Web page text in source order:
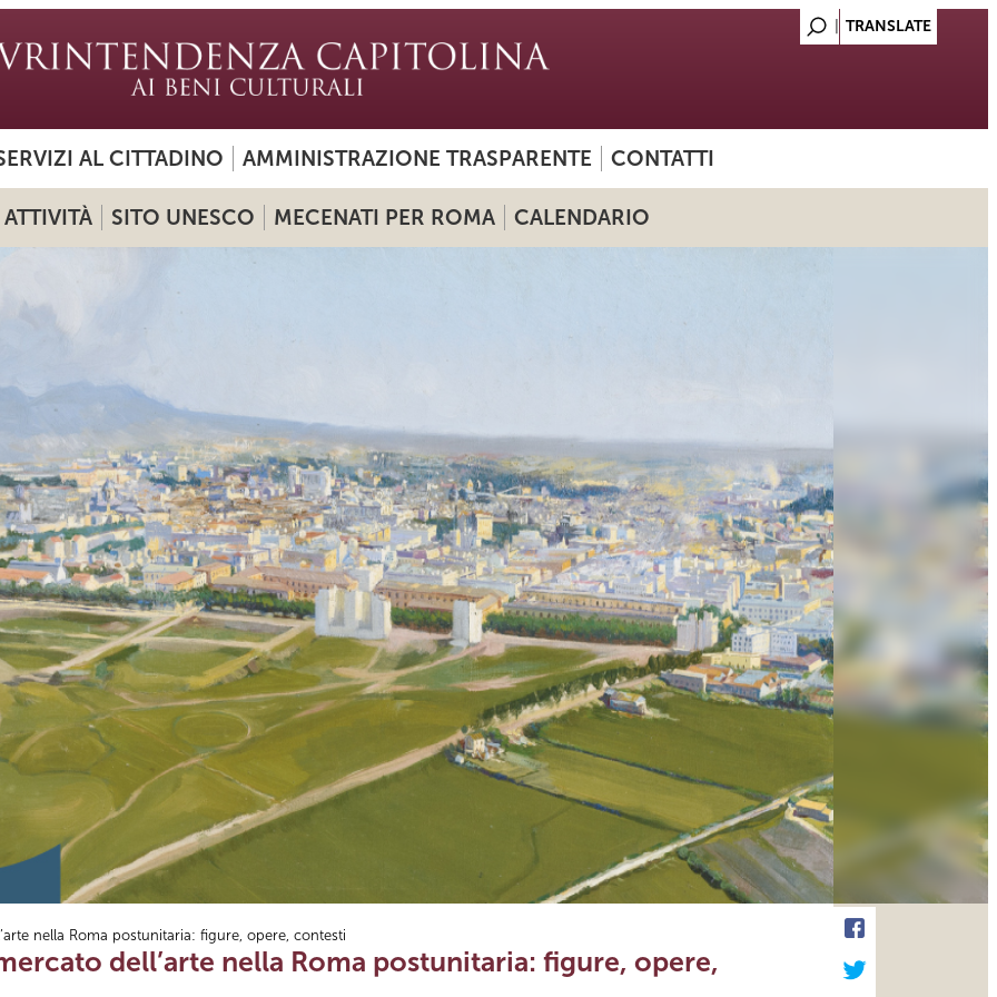
AL CITTADINO AMMINISTRAZIONE TRASPARENTE CONTATTI
ATTIVITÀ SITO UNESCO MECENATI PER ROMA CALENDARIO
nella Roma postunitaria: figure, opere, contesti
dell’arte nella Roma postunitaria: figure, opere,